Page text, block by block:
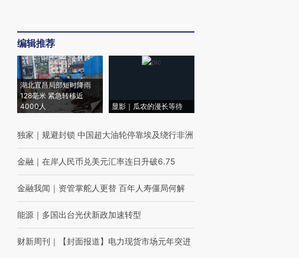
编辑推荐
湖北宜昌局部短时降雨
128毫米 紧急转移近
4000人
显影｜瓜农的漫长等待
独家 ｜ 规避封锁 中国超大油轮停靠埃及绕行非洲
金融 ｜ 在岸人民币兑美元汇率连日升破6.75
金融我闻 ｜ 资管掌舵人更替 百年人寿僵局何解
能源 ｜ 多国出台光伏新政加速转型
财新周刊 ｜ 【封面报道】电力现货市场元年突进